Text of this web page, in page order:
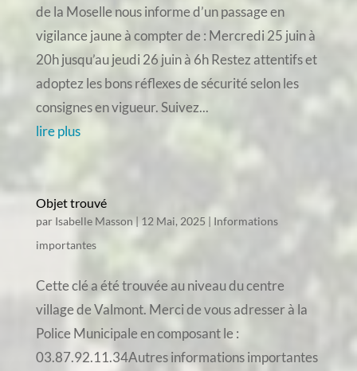
de la Moselle nous informe d’un passage en
vigilance jaune à compter de : Mercredi 25 juin à
20h jusqu’au jeudi 26 juin à 6h Restez attentifs et
adoptez les bons réflexes de sécurité selon les
consignes en vigueur. Suivez...
lire plus
Objet trouvé
par Isabelle Masson| 12 Mai, 2025 | Informations
importantes
Cette clé a été trouvée au niveau du centre
village de Valmont. Merci de vous adresser à la
Police Municipale en composant le :
03.87.92.11.34Autres informations importantes